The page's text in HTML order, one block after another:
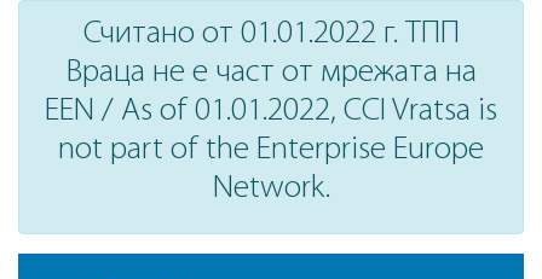
Считано от 01.01.2022 г. ТПП
Враца не е част от мрежата на
EEN / As of 01.01.2022, CCI Vratsa is
not part of the Enterprise Europe
Network.